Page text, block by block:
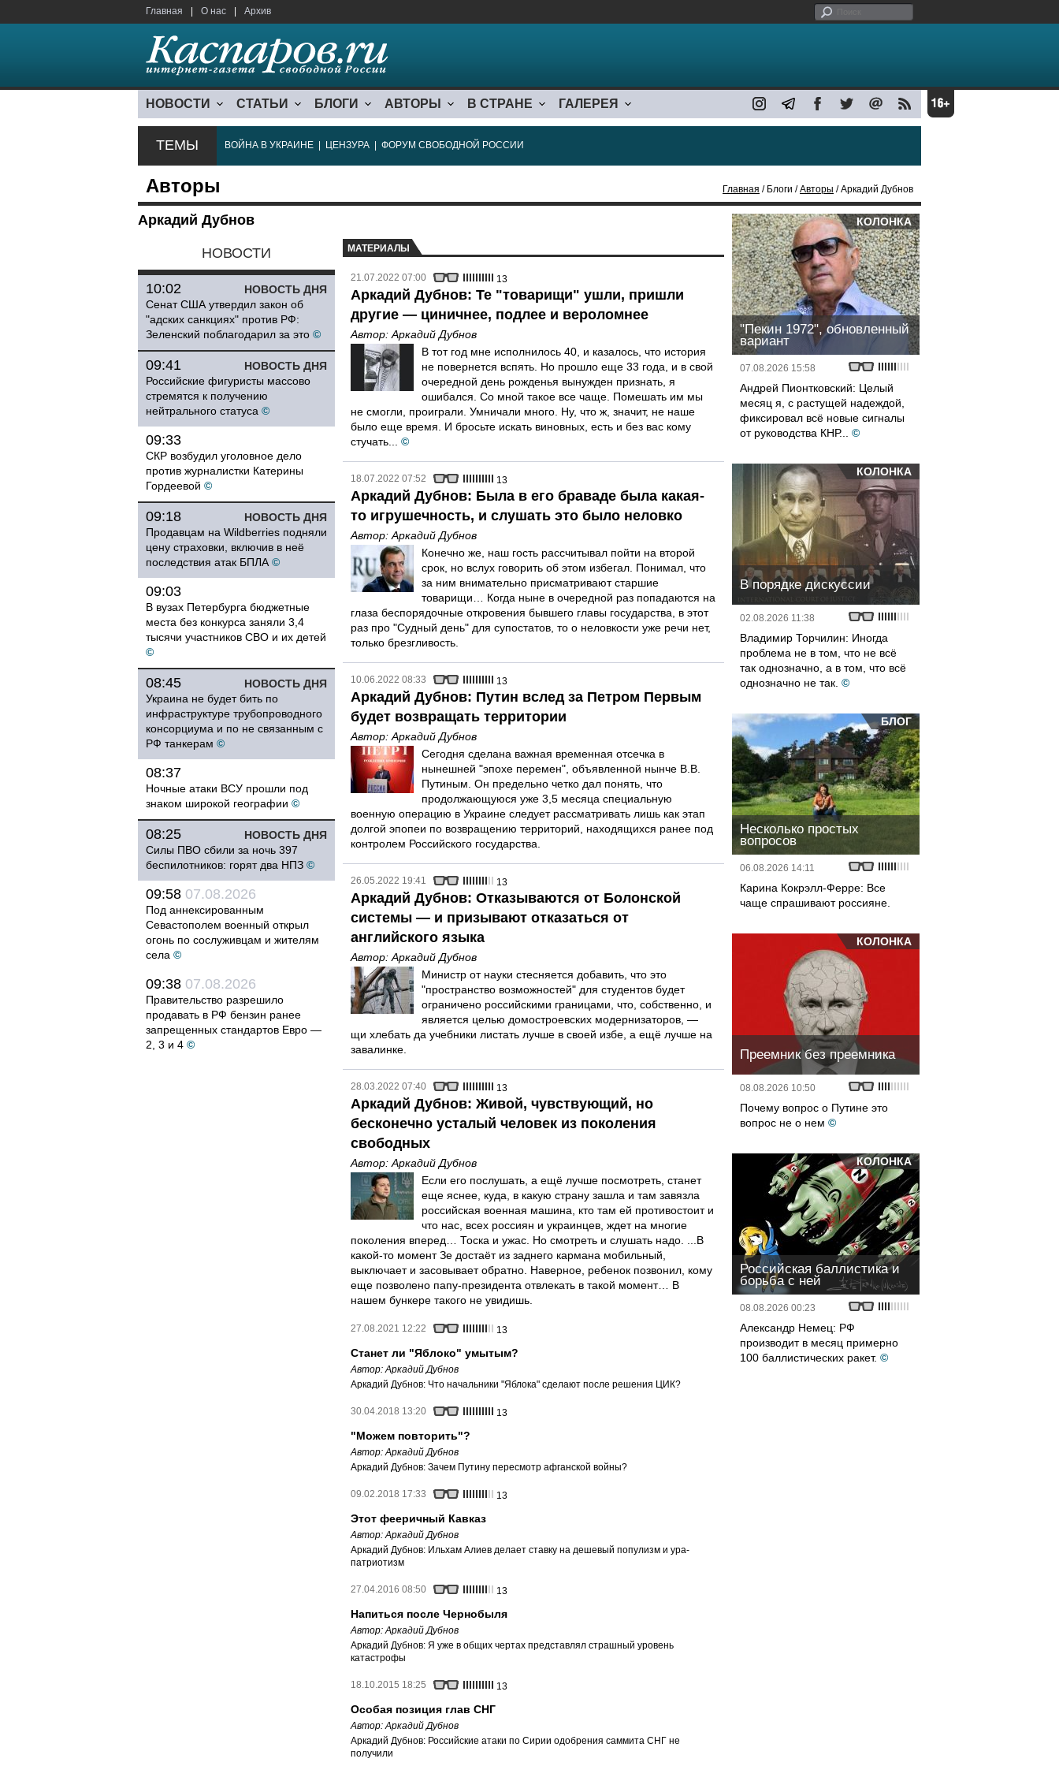
Главная О нас Архив
НОВОСТИ СТАТЬИ БЛОГИ АВТОРЫ В СТРАНЕ ГАЛЕРЕЯ
ТЕМЫ ВОЙНА В УКРАИНЕ ЦЕНЗУРА ФОРУМ СВОБОДНОЙ РОССИИ
Авторы Главная / Блоги /Авторы / Аркадий Дубнов
Аркадий Дубнов
НОВОСТИ
НОВОСТЬ ДНЯ
10:02
Сенат США утвердил закон об
"адских санкциях" против РФ:
Зеленский поблагодарил за это ©
НОВОСТЬ ДНЯ
09:41
Российские фигуристы массово
стремятся к получению
нейтрального статуса ©
09:33
СКР возбудил уголовное дело
против журналистки Катерины
Гордеевой ©
НОВОСТЬ ДНЯ
09:18
Продавцам на Wildberries подняли
цену страховки, включив в неё
последствия атак БПЛА ©
09:03
В вузах Петербурга бюджетные
места без конкурса заняли 3,4
тысячи участников СВО и их детей
©
НОВОСТЬ ДНЯ
08:45
Украина не будет бить по
инфраструктуре трубопроводного
консорциума и по не связанным с
РФ танкерам ©
08:37
Ночные атаки ВСУ прошли под
знаком широкой географии ©
НОВОСТЬ ДНЯ
08:25
Силы ПВО сбили за ночь 397
беспилотников: горят два НПЗ ©
09:58 07.08.2026
Под аннексированным
Севастополем военный открыл
огонь по сослуживцам и жителям
села ©
09:38 07.08.2026
Правительство разрешило
продавать в РФ бензин ранее
запрещенных стандартов Евро —
2, 3 и 4 ©
МАТЕРИАЛЫ
21.07.2022 07:00 13
Аркадий Дубнов: Те "товарищи" ушли, пришли
другие — циничнее, подлее и вероломнее
Автор: Аркадий Дубнов
В тот год мне исполнилось 40, и казалось, что история
не повернется вспять. Но прошло еще 33 года, и в свой
очередной день рожденья вынужден признать, я
ошибался. Со мной такое все чаще. Помешать им мы
не смогли, проиграли. Умничали много. Ну, что ж, значит, не наше
было еще время. И бросьте искать виновных, есть и без вас кому
стучать...
©
18.07.2022 07:52 13
Аркадий Дубнов: Была в его браваде была какая-
то игрушечность, и слушать это было неловко
Автор: Аркадий Дубнов
Конечно же, наш гость рассчитывал пойти на второй
срок, но вслух говорить об этом избегал. Понимал, что
за ним внимательно присматривают старшие
товарищи… Когда ныне в очередной раз попадаются на
глаза беспорядочные откровения бывшего главы государства, в этот
раз про "Судный день" для супостатов, то о неловкости уже речи нет,
только брезгливость.
10.06.2022 08:33 13
Аркадий Дубнов: Путин вслед за Петром Первым
будет возвращать территории
Автор: Аркадий Дубнов
Сегодня сделана важная временная отсечка в
нынешней "эпохе перемен", объявленной нынче В.В.
Путиным. Он предельно четко дал понять, что
продолжающуюся уже 3,5 месяца специальную
военную операцию в Украине следует рассматривать лишь как этап
долгой эпопеи по возвращению территорий, находящихся ранее под
контролем Российского государства.
26.05.2022 19:41 13
Аркадий Дубнов: Отказываются от Болонской
системы — и призывают отказаться от
английского языка
Автор: Аркадий Дубнов
Министр от науки стесняется добавить, что это
"пространство возможностей" для студентов будет
ограничено российскими границами, что, собственно, и
является целью домостроевских модернизаторов, —
щи хлебать да учебники листать лучше в своей избе, а ещё лучше на
завалинке.
28.03.2022 07:40 13
Аркадий Дубнов: Живой, чувствующий, но
бесконечно усталый человек из поколения
свободных
Автор: Аркадий Дубнов
Если его послушать, а ещё лучше посмотреть, станет
еще яснее, куда, в какую страну зашла и там завязла
российская военная машина, кто там ей противостоит и
что нас, всех россиян и украинцев, ждет на многие
поколения вперед… Тоска и ужас. Но смотреть и слушать надо. ...В
какой-то момент Зе достаёт из заднего кармана мобильный,
выключает и засовывает обратно. Наверное, ребенок позвонил, кому
еще позволено папу-президента отвлекать в такой момент… В
нашем бункере такого не увидишь.
27.08.2021 12:22 13
Станет ли "Яблоко" умытым?
Автор:Аркадий Дубнов
Аркадий Дубнов: Что начальники "Яблока" сделают после решения ЦИК?
30.04.2018 13:20 13
"Можем повторить"?
Автор:Аркадий Дубнов
Аркадий Дубнов: Зачем Путину пересмотр афганской войны?
09.02.2018 17:33 13
Этот фееричный Кавказ
Автор:Аркадий Дубнов
Аркадий Дубнов: Ильхам Алиев делает ставку на дешевый популизм и ура-
патриотизм
27.04.2016 08:50 13
Напиться после Чернобыля
Автор:Аркадий Дубнов
Аркадий Дубнов: Я уже в общих чертах представлял страшный уровень
катастрофы
18.10.2015 18:25 13
Особая позиция глав СНГ
Автор:Аркадий Дубнов
Аркадий Дубнов: Российские атаки по Сирии одобрения саммита СНГ не
получили
КОЛОНКА
"Пекин 1972", обновленный
вариант
07.08.2026 15:58
Андрей Пионтковский: Целый
месяц я, с растущей надеждой,
фиксировал всё новые сигналы
от руководства КНР...
©
КОЛОНКА
В порядке дискуссии
02.08.2026 11:38
Владимир Торчилин: Иногда
проблема не в том, что не всё
так однозначно, а в том, что всё
однозначно не так. ©
БЛОГ
Несколько простых
вопросов
06.08.2026 14:11
Карина Кокрэлл-Ферре: Все
чаще спрашивают россияне.
КОЛОНКА
Преемник без преемника
08.08.2026 10:50
Почему вопрос о Путине это
вопрос не о нем ©
КОЛОНКА
Российская баллистика и
борьба с ней
08.08.2026 00:23
Александр Немец: РФ
производит в месяц примерно
100 баллистических ракет. ©